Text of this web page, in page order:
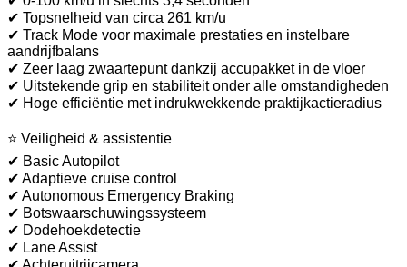
✔ Topsnelheid van circa 261 km/u
✔ Track Mode voor maximale prestaties en instelbare
aandrijfbalans
✔ Zeer laag zwaartepunt dankzij accupakket in de vloer
✔ Uitstekende grip en stabiliteit onder alle omstandigheden
✔ Hoge efficiëntie met indrukwekkende praktijkactieradius
⭐ Veiligheid & assistentie
✔ Basic Autopilot
✔ Adaptieve cruise control
✔ Autonomous Emergency Braking
✔ Botswaarschuwingssysteem
✔ Dodehoekdetectie
✔ Lane Assist